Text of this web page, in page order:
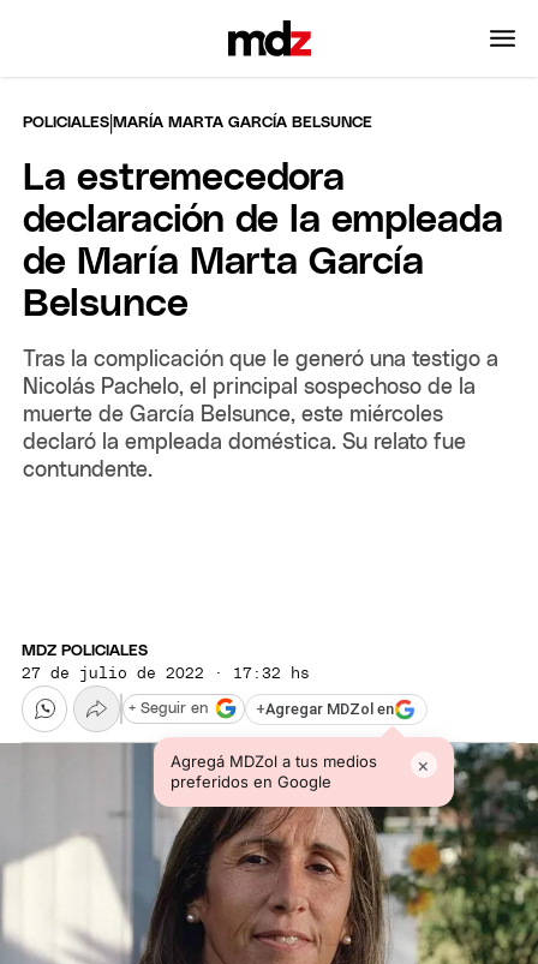
POLICIALES |MARÍA MARTA GARCÍA BELSUNCE
La estremecedora
declaración de la empleada
de María Marta García
Belsunce
Tras la complicación que le generó una testigo a
Nicolás Pachelo, el principal sospechoso de la
muerte de García Belsunce, este miércoles
declaró la empleada doméstica. Su relato fue
contundente.
MDZ POLICIALES
27 de julio de 2022 · 17:32 hs
+Agregar MDZol en
Agregá MDZol a tus medios
preferidos en Google
×
+ Seguir en